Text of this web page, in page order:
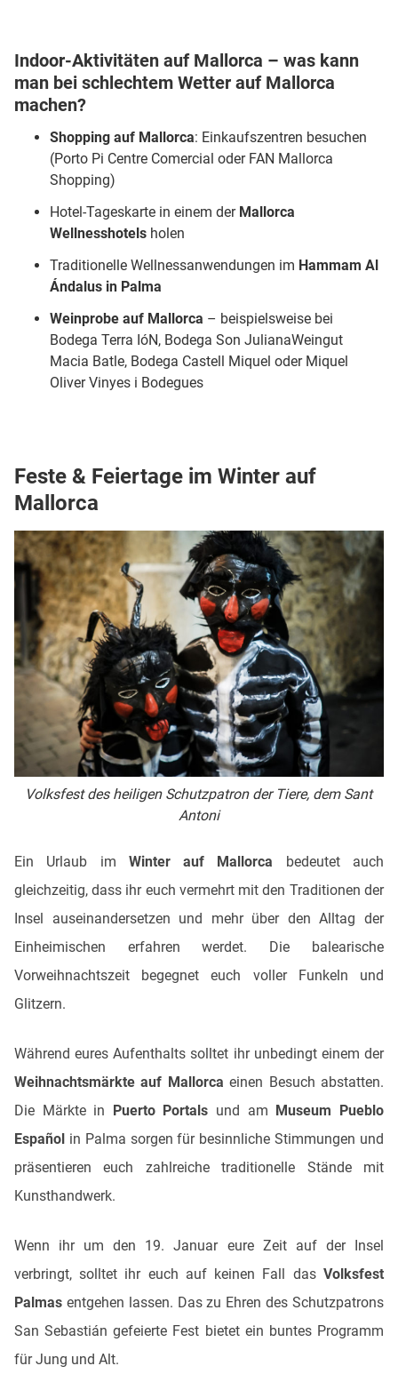
Indoor-Aktivitäten auf Mallorca – was kann
man bei schlechtem Wetter auf Mallorca
machen?
Shopping auf Mallorca: Einkaufszentren besuchen
(Porto Pi Centre Comercial oder FAN Mallorca
Shopping)
Hotel-Tageskarte in einem der Mallorca
Wellnesshotels holen
Traditionelle Wellnessanwendungen im Hammam Al
Ándalus in Palma
Weinprobe auf Mallorca – beispielsweise bei
Bodega Terra IóN, Bodega Son JulianaWeingut
Macia Batle, Bodega Castell Miquel oder Miquel
Oliver Vinyes i Bodegues
Feste & Feiertage im Winter auf
Mallorca
Volksfest des heiligen Schutzpatron der Tiere, dem Sant
Antoni
Ein Urlaub im Winter auf Mallorca bedeutet auch
gleichzeitig, dass ihr euch vermehrt mit den Traditionen der
Insel auseinandersetzen und mehr über den Alltag der
Einheimischen erfahren werdet. Die balearische
Vorweihnachtszeit begegnet euch voller Funkeln und
Glitzern.
Während eures Aufenthalts solltet ihr unbedingt einem der
Weihnachtsmärkte auf Mallorca einen Besuch abstatten.
Die Märkte in
Puerto Portals und am
Museum Pueblo
Español in Palma sorgen für besinnliche Stimmungen und
präsentieren euch zahlreiche traditionelle Stände mit
Kunsthandwerk.
Wenn ihr um den 19. Januar eure Zeit auf der Insel
verbringt, solltet ihr euch auf keinen Fall das Volksfest
Palmas entgehen lassen. Das zu Ehren des Schutzpatrons
San Sebastián gefeierte Fest bietet ein buntes Programm
für Jung und Alt.